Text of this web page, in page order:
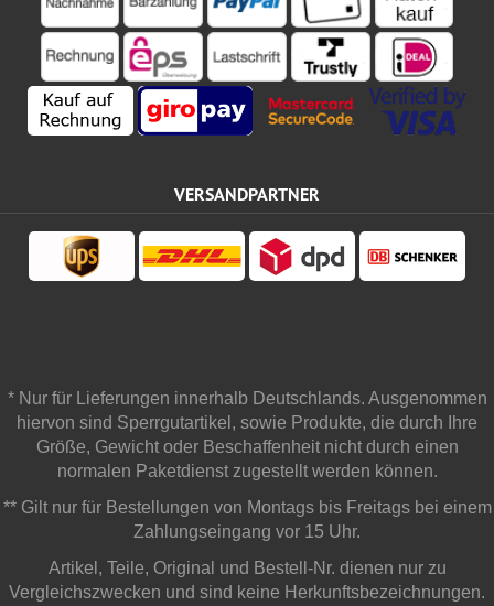
VERSANDPARTNER
* Nur für Lieferungen innerhalb Deutschlands. Ausgenommen
hiervon sind Sperrgutartikel, sowie Produkte, die durch Ihre
Größe, Gewicht oder Beschaffenheit nicht durch einen
normalen Paketdienst zugestellt werden können.
** Gilt nur für Bestellungen von Montags bis Freitags bei einem
Zahlungseingang vor 15 Uhr.
Artikel, Teile, Original und Bestell-Nr. dienen nur zu
Vergleichszwecken und sind keine Herkunftsbezeichnungen.